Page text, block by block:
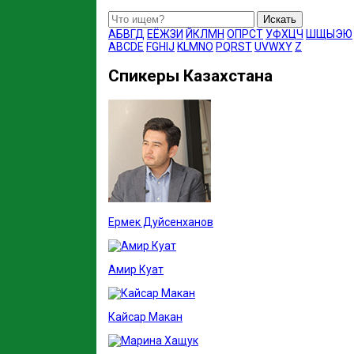
Искать
АБВГД ЕЁЖЗИ Й КЛ М Н ОП РСТ УФХЦЧ Ш ЩЫ ЭЮ
ABCDE FGH J KLM NO PQRSTUVWXY Z
Спикеры Казахстана
Ермек Дуйсенханов
Амир Куат
Кайсар Макан